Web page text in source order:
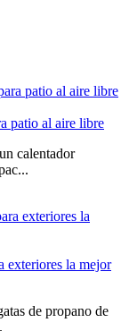
patio al aire libre
calentador
exteriores la mejor
de propano de